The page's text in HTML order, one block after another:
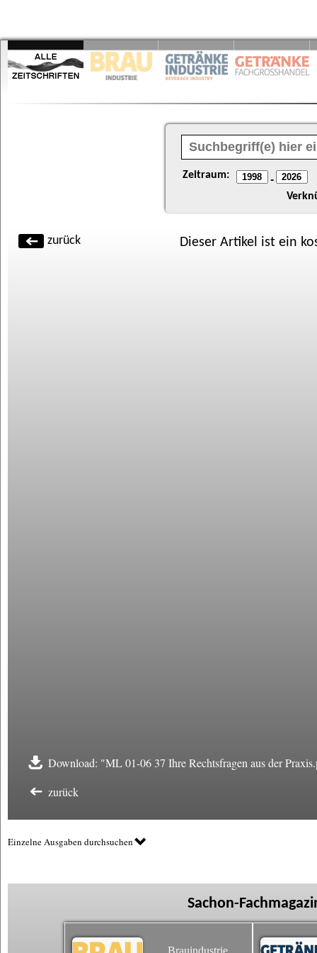
Zeitraum: -
zurück Dieser Artikel ist ein
Download: "ML 01-06 37 Ihre Rechtsfragen aus der
zurück
Einzelne Ausgaben durchsuchen
Sachon-
Brauindustrie